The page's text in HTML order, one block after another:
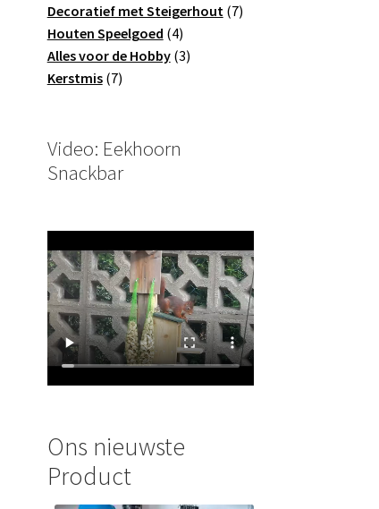
producten
Decoratief met Steigerhout 77
Houten Speelgoed 44
producten
Alles voor de Hobby 33
Kerstmis 77
Video: Eekhoorn
Snackbar
Ons nieuwste
Product